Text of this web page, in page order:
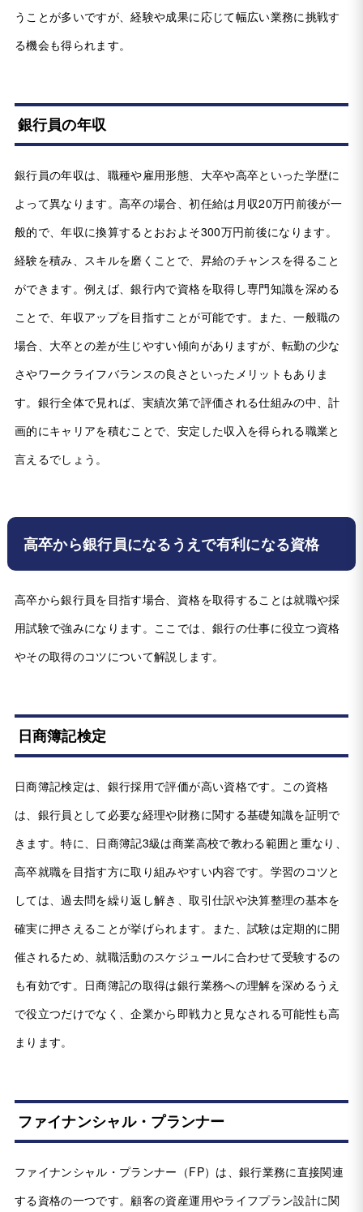
うことが多いですが、経験や成果に応じて幅広い業務に挑戦す
る機会も得られます。
銀行員の年収
銀行員の年収は、職種や雇用形態、大卒や高卒といった学歴に
よって異なります。高卒の場合、初任給は月収20万円前後が一
般的で、年収に換算するとおおよそ300万円前後になります。
経験を積み、スキルを磨くことで、昇給のチャンスを得ること
ができます。例えば、銀行内で資格を取得し専門知識を深める
ことで、年収アップを目指すことが可能です。また、一般職の
場合、大卒との差が生じやすい傾向がありますが、転勤の少な
さやワークライフバランスの良さといったメリットもありま
す。銀行全体で見れば、実績次第で評価される仕組みの中、計
画的にキャリアを積むことで、安定した収入を得られる職業と
言えるでしょう。
高卒から銀行員になるうえで有利になる資格
高卒から銀行員を目指す場合、資格を取得することは就職や採
用試験で強みになります。ここでは、銀行の仕事に役立つ資格
やその取得のコツについて解説します。
日商簿記検定
日商簿記検定は、銀行採用で評価が高い資格です。この資格
は、銀行員として必要な経理や財務に関する基礎知識を証明で
きます。特に、日商簿記3級は商業高校で教わる範囲と重なり、
高卒就職を目指す方に取り組みやすい内容です。学習のコツと
しては、過去問を繰り返し解き、取引仕訳や決算整理の基本を
確実に押さえることが挙げられます。また、試験は定期的に開
催されるため、就職活動のスケジュールに合わせて受験するの
も有効です。日商簿記の取得は銀行業務への理解を深めるうえ
で役立つだけでなく、企業から即戦力と見なされる可能性も高
まります。
ファイナンシャル・プランナー
ファイナンシャル・プランナー（FP）は、銀行業務に直接関連
する資格の一つです。顧客の資産運用やライフプラン設計に関